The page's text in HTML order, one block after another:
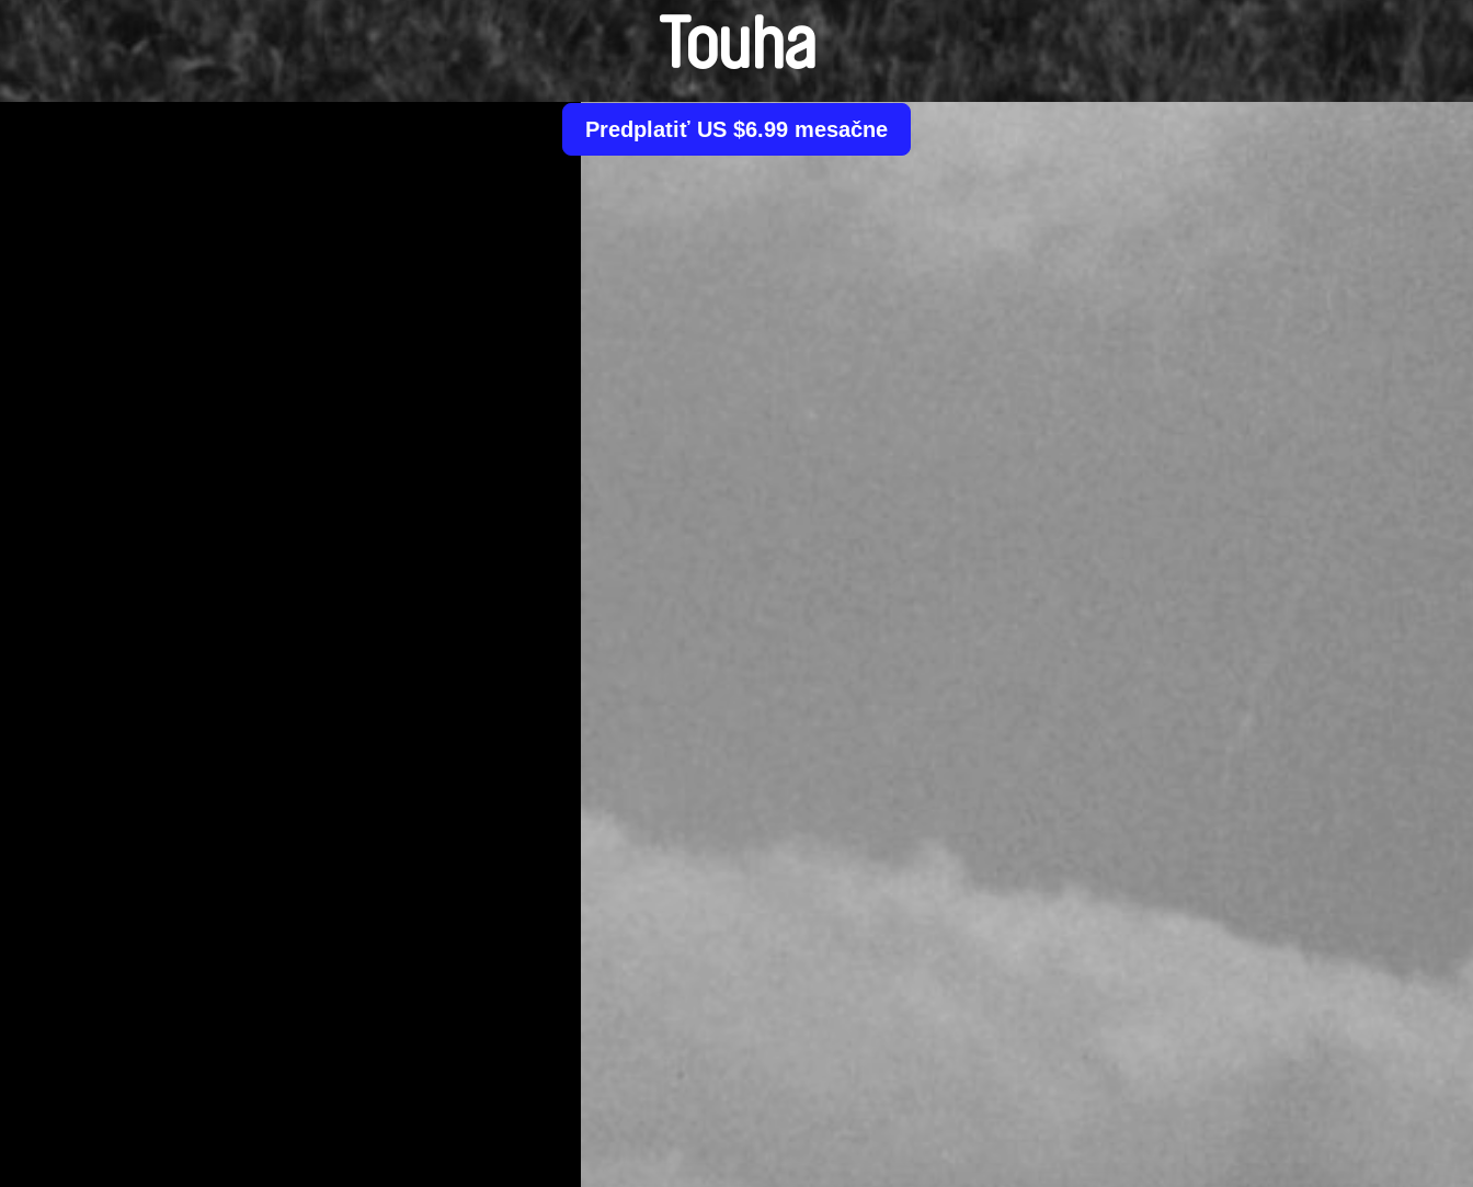
Touha
Predplatiť US $6.99 mesačne